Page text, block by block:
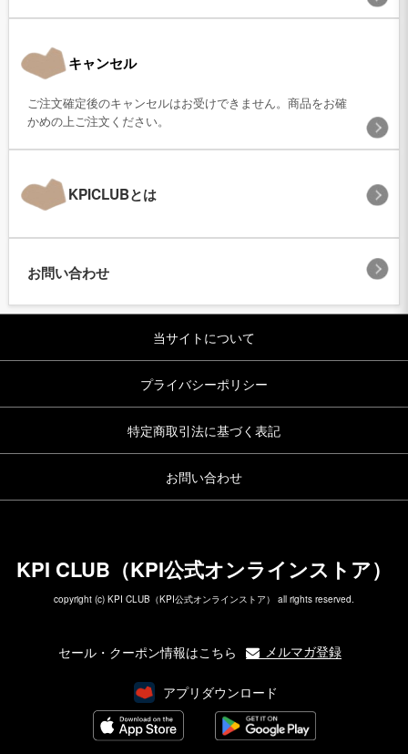
キャンセル
ご注文確定後のキャンセルはお受けできません。商品をお確
かめの上ご注文ください。
KPICLUBとは
お問い合わせ
当サイトについて
プライバシーポリシー
特定商取引法に基づく表記
お問い合わせ
KPI CLUB（KPI公式オンラインストア）
copyright (c) KPI CLUB（KPI公式オンラインストア） all rights reserved.
セール・クーポン情報はこちら メルマガ登録
アプリダウンロード